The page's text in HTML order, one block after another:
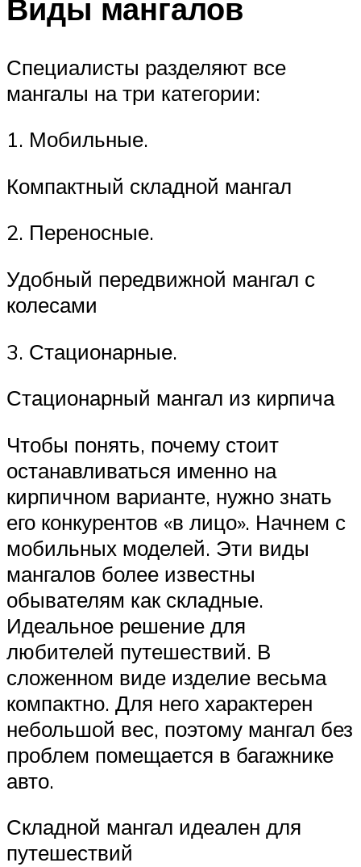
Виды мангалов
Специалисты разделяют все
мангалы на три категории:
1. Мобильные.
Компактный складной мангал
2. Переносные.
Удобный передвижной мангал с
колесами
3. Стационарные.
Стационарный мангал из кирпича
Чтобы понять, почему стоит
останавливаться именно на
кирпичном варианте, нужно знать
его конкурентов «в лицо». Начнем с
мобильных моделей. Эти виды
мангалов более известны
обывателям как складные.
Идеальное решение для
любителей путешествий. В
сложенном виде изделие весьма
компактно. Для него характерен
небольшой вес, поэтому мангал без
проблем помещается в багажнике
авто.
Складной мангал идеален для
путешествий